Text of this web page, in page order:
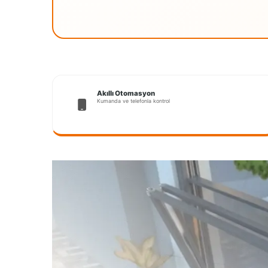
Akıllı Otomasyon
Kumanda ve telefonla kontrol